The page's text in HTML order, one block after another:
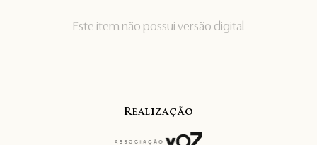
Este item não possui versão digital
Realização